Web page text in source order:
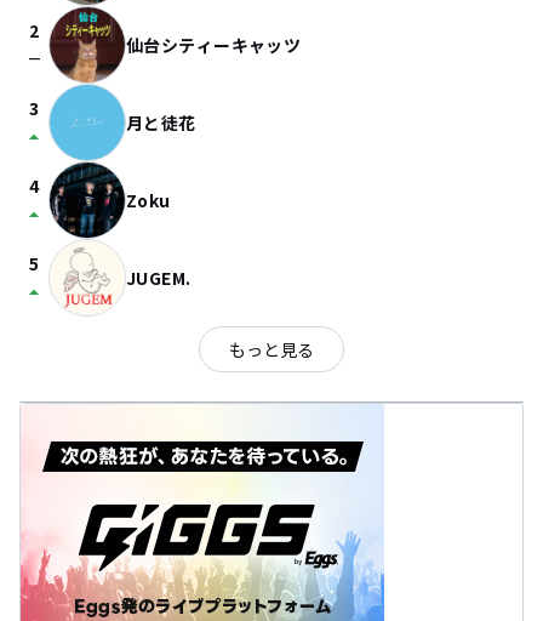
2
check_indeterminate_small 仙台シティーキャッツ
3
arrow_drop_up 月と徒花
4
arrow_drop_up Zoku
5
arrow_drop_up JUGEM.
もっと見る